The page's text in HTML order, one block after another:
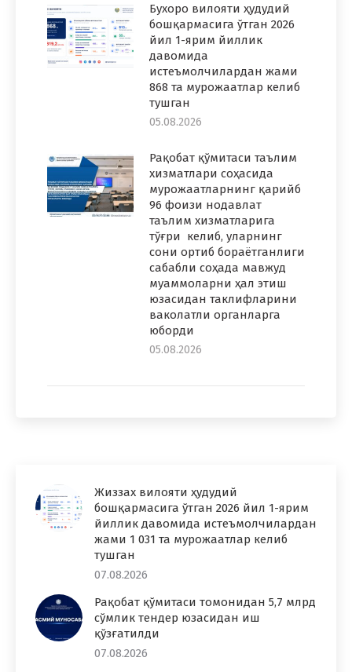
Бухоро вилояти ҳудудий
бошқармасига ўтган 2026
йил 1-ярим йиллик
давомида
истеъмолчилардан жами
868 та мурожаатлар келиб
тушган
05.08.2026
Рақобат қўмитаси таълим
хизматлари соҳасида
мурожаатларнинг қарийб
96 фоизи нодавлат
таълим хизматларига
тўғри келиб, уларнинг
сони ортиб бораётганлиги
сабабли соҳада мавжуд
муаммоларни ҳал этиш
юзасидан таклифларини
ваколатли органларга
юборди
05.08.2026
Жиззах вилояти ҳудудий
бошқармасига ўтган 2026 йил 1-ярим
йиллик давомида истеъмолчилардан
жами 1 031 та мурожаатлар келиб
тушган
07.08.2026
Рақобат қўмитаси томонидан 5,7 млрд
сўмлик тендер юзасидан иш
қўзғатилди
07.08.2026